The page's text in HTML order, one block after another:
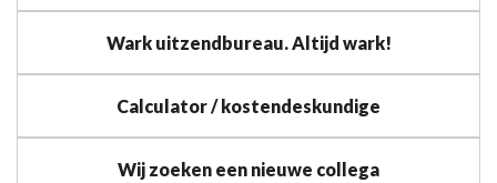
Wark uitzendbureau. Altijd wark!
Calculator / kostendeskundige
Wij zoeken een nieuwe collega